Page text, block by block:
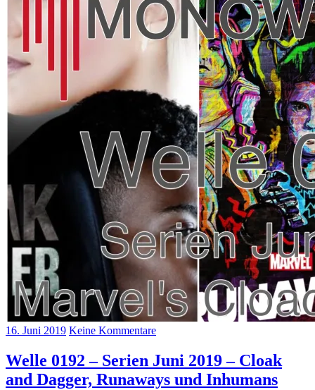
16. Juni 2019 Keine Kommentare
Welle 0192 – Serien Juni 2019 – Cloak
and Dagger, Runaways und Inhumans